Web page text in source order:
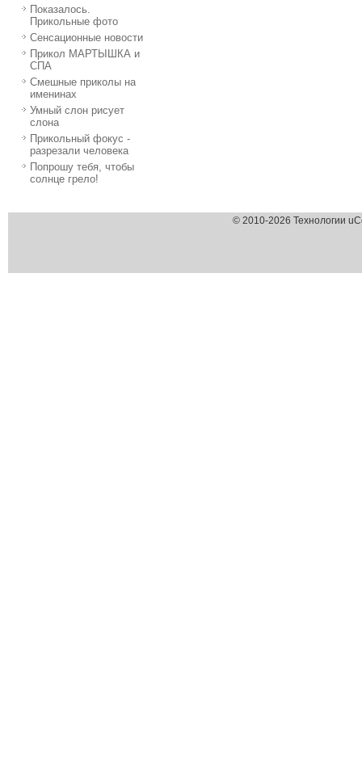
Показалось.
Прикольные фото
Сенсационные новости
Прикол МАРТЫШКА и
СПА
Смешные приколы на
именинах
Умный слон рисует
слона
Прикольный фокус -
разрезали человека
Попрошу тебя, чтобы
солнце грело!
© 2010-2026 Технологии